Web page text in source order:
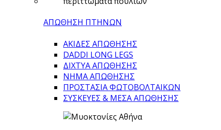
ΑΠΩΘΗΣΗ ΠΤΗΝΩΝ
ΑΚΙΔΕΣ ΑΠΩΘΗΣΗΣ
DADDI LONG LEGS
ΔΙΧΤΥΑ ΑΠΩΘΗΣΗΣ
ΝΗΜΑ ΑΠΩΘΗΣΗΣ
ΠΡΟΣΤΑΣΙΑ ΦΩΤΟΒΟΛΤΑΙΚΩΝ
ΣΥΣΚΕΥΕΣ & ΜΕΣΑ ΑΠΩΘΗΣΗΣ